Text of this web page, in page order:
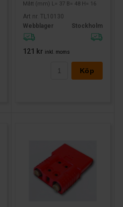
Mått (mm) L= 37 B= 48 H= 16
Art nr. TL10130
Webblager
Stockholm
121 kr inkl. moms
Köp